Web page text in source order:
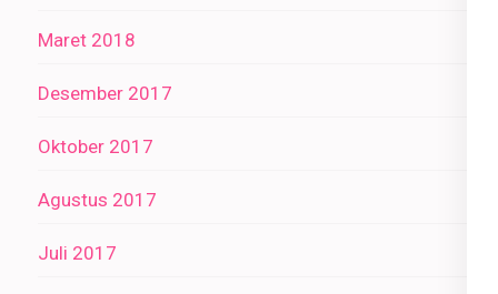
Maret 2018
Desember 2017
Oktober 2017
Agustus 2017
Juli 2017